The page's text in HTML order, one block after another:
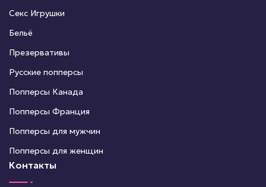
Секс Игрушки
Бельё
Презервативы
Русские попперсы
Попперсы Канада
Попперсы Франция
Попперсы для мужчин
Попперсы для женщин
Контакты